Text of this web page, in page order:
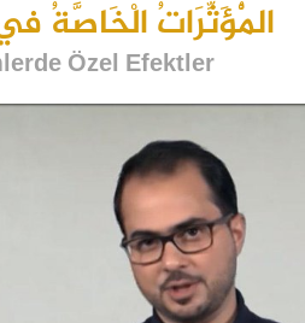
الْمُؤَثِّرَاتُ الْخَاصَّةُ
Özel Efektler